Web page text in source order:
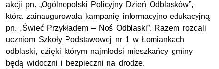
akcji pn. „Ogólnopolski Policyjny Dzień Odblasków”,
która zainaugurowała kampanię informacyjno-edukacyjną
pn. „Świeć Przykładem – Noś Odblaski”. Razem rozdali
uczniom Szkoły Podstawowej nr 1 w Łomiankach
odblaski, dzięki którym najmłodsi mieszkańcy gminy
będą widoczni i bezpieczni na drodze.